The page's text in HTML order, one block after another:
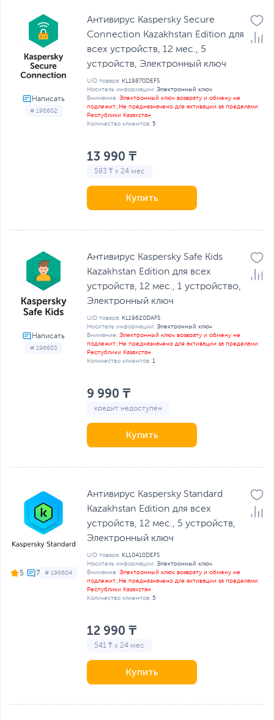
# 196602
Антивирус Kaspersky Secure
Connection Kazakhstan Edition для
всех устройств, 12 мес., 5
устройств, Электронный ключ
UID товара: KL19870DEFS
Носитель информации: Электронный ключ
Внимание: Электронный ключ возврату и обмену не
подлежит.;Не предназначено для активации за пределами
Республики Казахстан
Количество клиентов: 5
13 990 ₸
583 ₸ x 24 мес
Купить
# 196603
Антивирус Kaspersky Safe Kids
Kazakhstan Edition для всех
устройств, 12 мес., 1 устройство,
Электронный ключ
UID товара: KL19620DAFS
Носитель информации: Электронный ключ
Внимание: Электронный ключ возврату и обмену не
подлежит.;Не предназначено для активации за пределами
Республики Казахстан
Количество клиентов: 1
9 990 ₸
кредит недоступен
Купить
5 # 196604
Антивирус Kaspersky Standard
Kazakhstan Edition для всех
устройств, 12 мес., 5 устройств,
Электронный ключ
UID товара: KL10410DEFS
Носитель информации: Электронный ключ
Внимание: Электронный ключ возврату и обмену не
подлежит.;Не предназначено для активации за пределами
Республики Казахстан
Количество клиентов: 5
12 990 ₸
541 ₸ x 24 мес
Купить